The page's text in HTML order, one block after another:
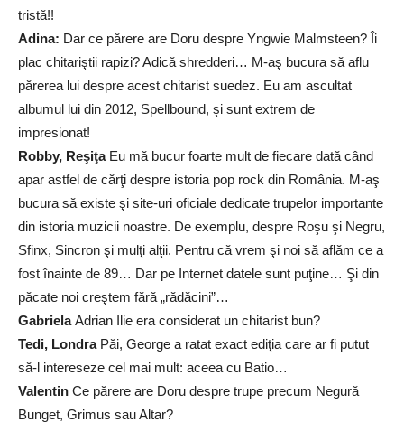
tristă!!
Adina: Dar ce părere are Doru despre Yngwie Malmsteen? Îi
plac chitariştii rapizi? Adică shredderi… M-aş bucura să aflu
părerea lui despre acest chitarist suedez. Eu am ascultat
albumul lui din 2012, Spellbound, şi sunt extrem de
impresionat!
Robby, Reşiţa Eu mă bucur foarte mult de fiecare dată când
apar astfel de cărţi despre istoria pop rock din România. M-aş
bucura să existe şi site-uri oficiale dedicate trupelor importante
din istoria muzicii noastre. De exemplu, despre Roşu şi Negru,
Sfinx, Sincron şi mulţi alţii. Pentru că vrem şi noi să aflăm ce a
fost înainte de 89… Dar pe Internet datele sunt puţine… Şi din
păcate noi creştem fără „rădăcini”…
GabrielaAdrian Ilie era considerat un chitarist bun?
Tedi, Londra Păi, George a ratat exact ediţia care ar fi putut
să-l intereseze cel mai mult: aceea cu Batio…
Valentin Ce părere are Doru despre trupe precum Negură
Bunget, Grimus sau Altar?